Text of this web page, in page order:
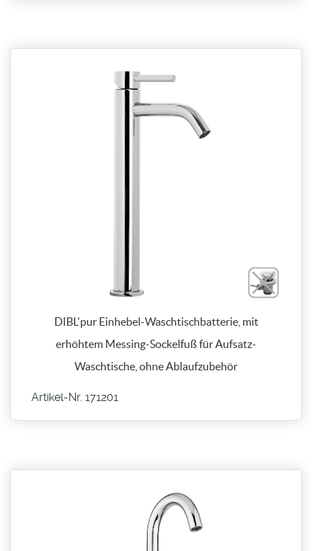
DIBL'pur Einhebel-Waschtischbatterie, mit
erhöhtem Messing-Sockelfuß für Aufsatz-
Waschtische, ohne Ablaufzubehör
Artikel-Nr. 171201